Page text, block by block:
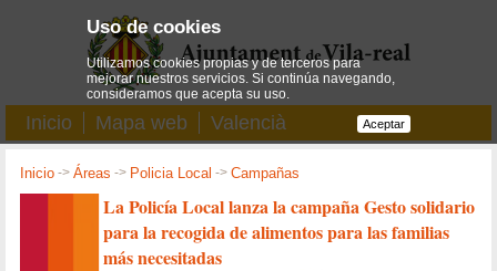
Inicio Mapa web Valencià
Inicio ->Áreas -> Policia Local ->Campañas
La Policía Local lanza la campaña Gesto solidario
para la recogida de alimentos para las familias
más necesitadas
Uso de cookies
Utilizamos cookies propias y de terceros para
mejorar nuestros servicios. Si continúa navegando,
consideramos que acepta su uso.
Aceptar